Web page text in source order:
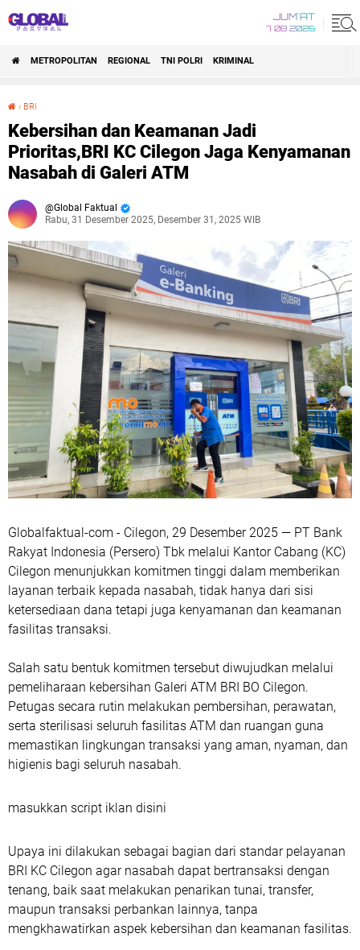
JUM'AT
7 08 2026
METROPOLITAN REGIONAL TNI POLRI KRIMINAL
› BRI
Kebersihan dan Keamanan Jadi
Prioritas,BRI KC Cilegon Jaga Kenyamanan
Nasabah di Galeri ATM
Global Faktual
Rabu, 31 Desember 2025, Desember 31, 2025 WIB
Globalfaktual-com - Cilegon, 29 Desember 2025 — PT Bank
Rakyat Indonesia (Persero) Tbk melalui Kantor Cabang (KC)
Cilegon menunjukkan komitmen tinggi dalam memberikan
layanan terbaik kepada nasabah, tidak hanya dari sisi
ketersediaan dana tetapi juga kenyamanan dan keamanan
fasilitas transaksi.
Salah satu bentuk komitmen tersebut diwujudkan melalui
pemeliharaan kebersihan Galeri ATM BRI BO Cilegon.
Petugas secara rutin melakukan pembersihan, perawatan,
serta sterilisasi seluruh fasilitas ATM dan ruangan guna
memastikan lingkungan transaksi yang aman, nyaman, dan
higienis bagi seluruh nasabah.
masukkan script iklan disini
Upaya ini dilakukan sebagai bagian dari standar pelayanan
BRI KC Cilegon agar nasabah dapat bertransaksi dengan
tenang, baik saat melakukan penarikan tunai, transfer,
maupun transaksi perbankan lainnya, tanpa
mengkhawatirkan aspek kebersihan dan keamanan fasilitas.